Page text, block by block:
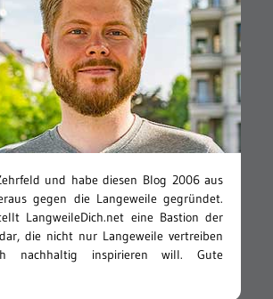
und habe diesen Blog 2006 aus
gegen die Langeweile gegründet.
LangweileDich.net eine Bastion der
die nicht nur Langeweile vertreiben
nachhaltig inspirieren will. Gute